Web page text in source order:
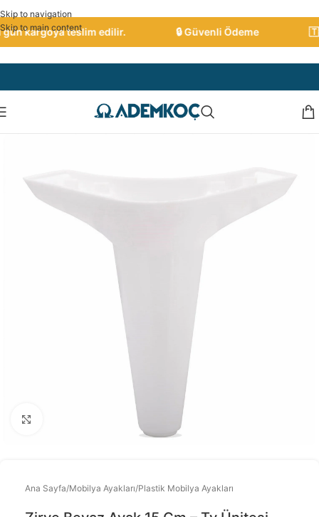
Skip to navigation
Skip to main content
kargoya teslim edilir. 🔒 Güvenli Ödeme 🇹🇷
Ana Sayfa/Mobilya Ayakları/Plastik Mobilya Ayakları